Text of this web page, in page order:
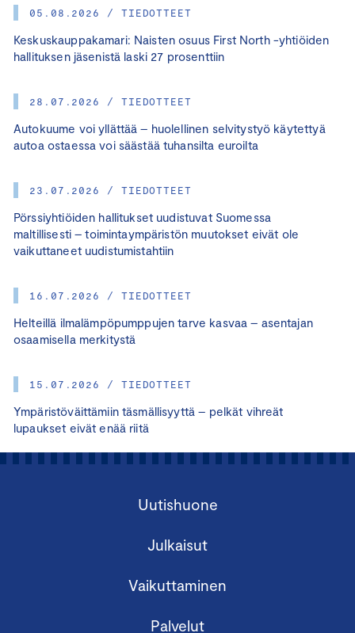
05.08.2026 / TIEDOTTEET
Keskuskauppakamari: Naisten osuus First North -yhtiöiden
hallituksen jäsenistä laski 27 prosenttiin
28.07.2026 / TIEDOTTEET
Autokuume voi yllättää – huolellinen selvitystyö käytettyä
autoa ostaessa voi säästää tuhansilta euroilta
23.07.2026 / TIEDOTTEET
Pörssiyhtiöiden hallitukset uudistuvat Suomessa
maltillisesti – toimintaympäristön muutokset eivät ole
vaikuttaneet uudistumistahtiin
16.07.2026 / TIEDOTTEET
Helteillä ilmalämpöpumppujen tarve kasvaa – asentajan
osaamisella merkitystä
15.07.2026 / TIEDOTTEET
Ympäristöväittämiin täsmällisyyttä – pelkät vihreät
lupaukset eivät enää riitä
Uutishuone
Julkaisut
Vaikuttaminen
Palvelut